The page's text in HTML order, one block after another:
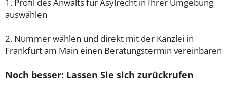
auswählen
2. Nummer wählen und direkt mit der Kanzlei in
Frankfurt am Main einen Beratungstermin vereinbaren
Noch besser: Lassen Sie sich zurückrufen